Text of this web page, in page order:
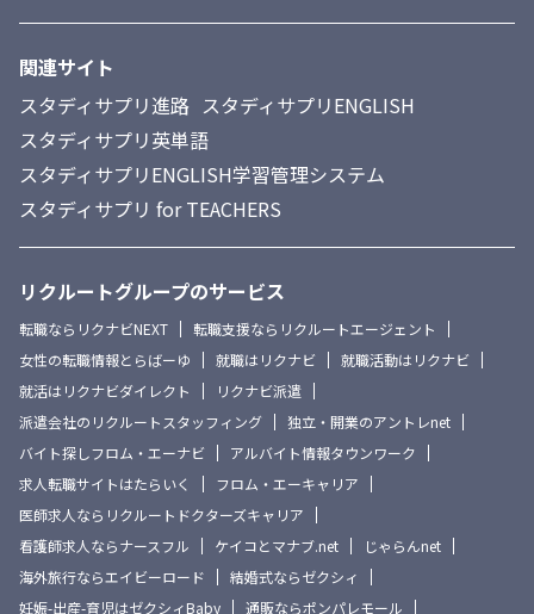
関連サイト
スタディサプリ進路 スタディサプリENGLISH
スタディサプリ英単語
スタディサプリENGLISH学習管理システム
スタディサプリ for TEACHERS
リクルートグループのサービス
転職ならリクナビNEXT
転職支援ならリクルートエージェント
女性の転職情報とらばーゆ
就職はリクナビ
就職活動はリクナビ
就活はリクナビダイレクト
リクナビ派遣
派遣会社のリクルートスタッフィング
独立・開業のアントレnet
バイト探しフロム・エーナビ
アルバイト情報タウンワーク
求人転職サイトはたらいく
フロム・エーキャリア
医師求人ならリクルートドクターズキャリア
看護師求人ならナースフル
ケイコとマナブ.net
じゃらんnet
海外旅行ならエイビーロード
結婚式ならゼクシィ
妊娠-出産-育児はゼクシィBaby
通販ならポンパレモール